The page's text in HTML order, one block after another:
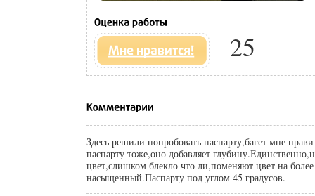
25
Здесь решили попробовать паспарту,багет мне
паспарту тоже,оно добавляет
цвет,слишком блекло что ли,поменяют цвет на более
насыщенный.Паспарту под углом 45 градусов.